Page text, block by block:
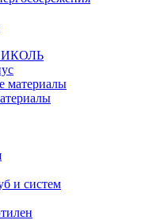
материалы
и систем